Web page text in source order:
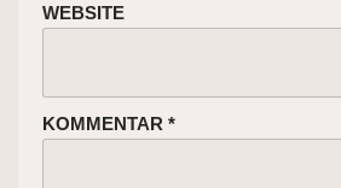
WEBSITE
KOMMENTAR *